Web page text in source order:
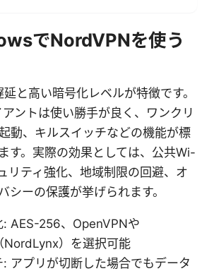
でNordVPNを使う
と高い暗号化レベルが特徴です。
ントは使い勝手が良く、ワンクリ
動、キルスイッチなどの機能が標
す。実際の効果としては、公共Wi-
リティ強化、地域制限の回避、オ
シーの保護が挙げられます。
: AES-256、OpenVPNや
）を選択可能
: アプリが切断した場合でもデータ